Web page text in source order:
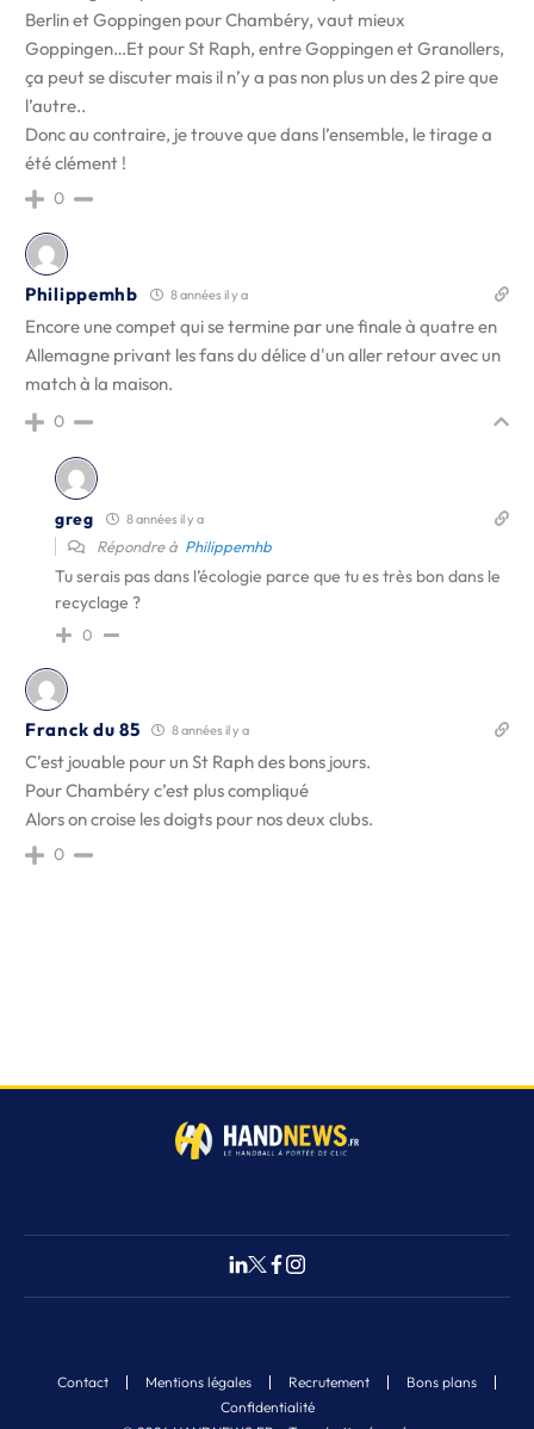
Berlin et Goppingen pour Chambéry, vaut mieux
Goppingen…Et pour St Raph, entre Goppingen et Granollers,
ça peut se discuter mais il n’y a pas non plus un des 2 pire que
l’autre..
Donc au contraire, je trouve que dans l’ensemble, le tirage a
été clément !
0
Philippemhb 8 années il y a
Encore une compet qui se termine par une finale à quatre en
Allemagne privant les fans du délice d'un aller retour avec un
match à la maison.
0
greg 8 années il y a
Répondre à Philippemhb
Tu serais pas dans l’écologie parce que tu es très bon dans le
recyclage ?
0
Franck du 85 8 années il y a
C’est jouable pour un St Raph des bons jours.
Pour Chambéry c’est plus compliqué
Alors on croise les doigts pour nos deux clubs.
0
Contact Mentions légales Recrutement
Bons plans
Confidentialité